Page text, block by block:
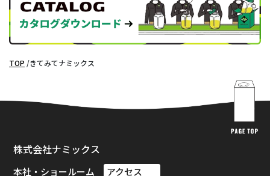
TOP きてみてナミックス
株式会社ナミックス
本社・ショールーム
アクセス